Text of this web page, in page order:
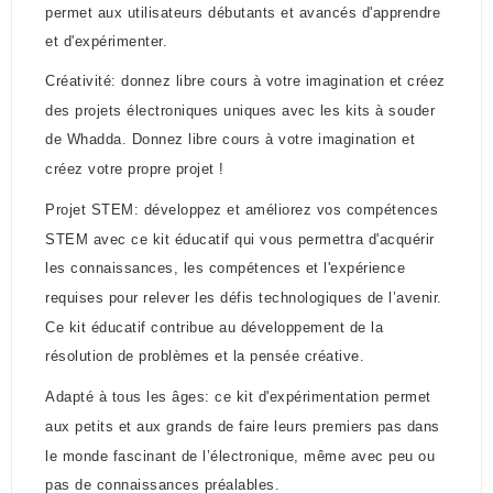
permet aux utilisateurs débutants et avancés d'apprendre
et d'expérimenter.
Créativité: donnez libre cours à votre imagination et créez
des projets électroniques uniques avec les kits à souder
de Whadda. Donnez libre cours à votre imagination et
créez votre propre projet !
Projet STEM: développez et améliorez vos compétences
STEM avec ce kit éducatif qui vous permettra d'acquérir
les connaissances, les compétences et l'expérience
requises pour relever les défis technologiques de l’avenir.
Ce kit éducatif contribue au développement de la
résolution de problèmes et la pensée créative.
Adapté à tous les âges: ce kit d'expérimentation permet
aux petits et aux grands de faire leurs premiers pas dans
le monde fascinant de l’électronique, même avec peu ou
pas de connaissances préalables.